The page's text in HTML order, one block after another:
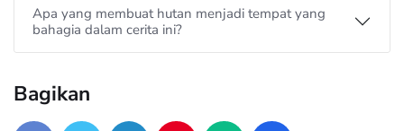
Apa yang membuat hutan menjadi tempat yang
bahagia dalam cerita ini?
Bagikan